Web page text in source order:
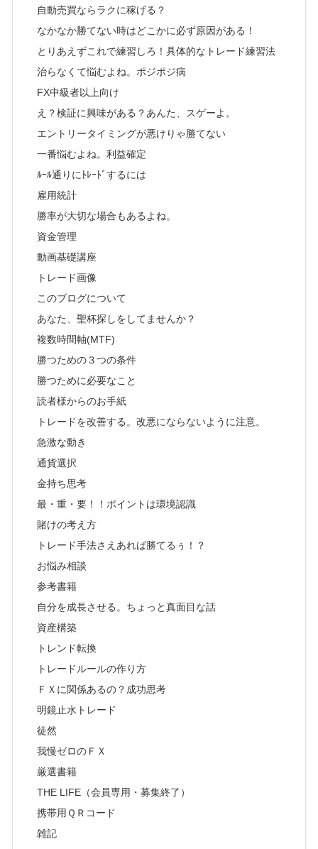
自動売買ならラクに稼げる？
なかなか勝てない時はどこかに必ず原因がある！
とりあえずこれで練習しろ！具体的なトレード練習法
治らなくて悩むよね。ポジポジ病
FX中級者以上向け
え？検証に興味がある？あんた、スゲーよ。
エントリータイミングが悪けりゃ勝てない
一番悩むよね。利益確定
ﾙｰﾙ通りにﾄﾚｰﾄﾞするには
雇用統計
勝率が大切な場合もあるよね。
資金管理
動画基礎講座
トレード画像
このブログについて
あなた、聖杯探しをしてませんか？
複数時間軸(MTF)
勝つための３つの条件
勝つために必要なこと
読者様からのお手紙
トレードを改善する。改悪にならないように注意。
急激な動き
通貨選択
金持ち思考
最・重・要！！ポイントは環境認識
賭けの考え方
トレード手法さえあれば勝てるぅ！？
お悩み相談
参考書籍
自分を成長させる。ちょっと真面目な話
資産構築
トレンド転換
トレードルールの作り方
ＦＸに関係あるの？成功思考
明鏡止水トレード
徒然
我慢ゼロのＦＸ
厳選書籍
THE LIFE（会員専用・募集終了）
携帯用ＱＲコード
雑記